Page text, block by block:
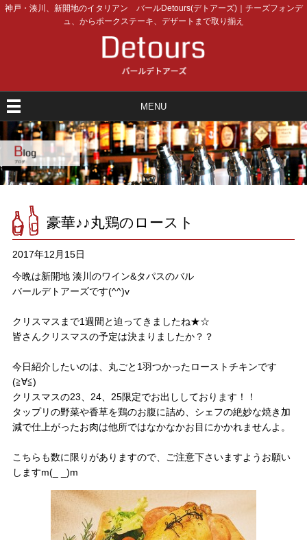
神戸・湊川、新開地のイタリアン バールDetours(デトアーズ)｜チーズフォンデ
ュ、からポークステーキ、デザートまで取り揃え
MENU
豪華♪♪丸鶏のロースト
2017年12月15日
今晩は新開地 湊川のワイン&タパスのバル
バールデトアーズです(^^)v
クリスマスまで1週間と迫ってきましたね★☆
皆さんクリスマスの予定は決まりましたか？？
今日紹介したいのは、丸ごと1羽つかったローストチキンです
(≧∀≦)
クリスマスの23、24、25限定でお出ししております！！
タップリの野菜や香草を鶏のお腹に詰め、シェフの絶妙な焼き加
減で仕上がったお肉は他所ではなかなかお目にかかれませんよ。
こちらも数に限りがありますので、ご注意下さいますようお願い
しますm(_ _)m